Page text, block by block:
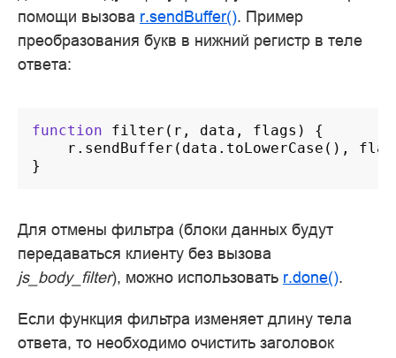
помощи вызова r.sendBuffer(). Пример
преобразования букв в нижний регистр в теле
ответа:
function filter ( r , data , flags )
{
r . sendBuffer ( data . toLowerCase (),
}
Для отмены фильтра (блоки данных будут
передаваться клиенту без вызова
js_body_filter), можно использовать r.done().
Если функция фильтра изменяет длину тела
ответа, то необходимо очистить заголовок